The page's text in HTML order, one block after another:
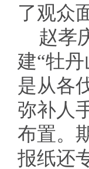
了观众
赵孝
建“牡
是从各
弥补人
布置。
报纸还